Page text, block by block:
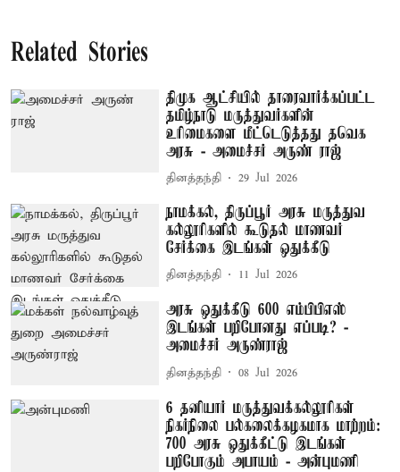
Related Stories
திமுக ஆட்சியில் தாரைவார்க்கப்பட்ட
தமிழ்நாடு மருத்துவர்களின்
உரிமைகளை மீட்டெடுத்தது தவெக
அரசு - அமைச்சர் அருண் ராஜ்
தினத்தந்தி 29 Jul 2026
நாமக்கல், திருப்பூர் அரசு மருத்துவ
கல்லூரிகளில் கூடுதல் மாணவர்
சேர்க்கை இடங்கள் ஒதுக்கீடு
தினத்தந்தி 11 Jul 2026
அரசு ஒதுக்கீடு 600 எம்பிபிஎஸ்
இடங்கள் பறிபோனது எப்படி? -
அமைச்சர் அருண்ராஜ்
தினத்தந்தி 08 Jul 2026
6 தனியார் மருத்துவக்கல்லூரிகள்
நிகர்நிலை பல்கலைக்கழகமாக மாற்றம்:
700 அரசு ஒதுக்கீட்டு இடங்கள்
பறிபோகும் அபாயம் - அன்புமணி